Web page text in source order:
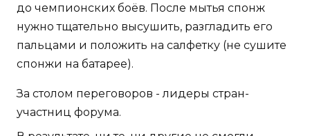
до чемпионских боёв. После мытья спонж
нужно тщательно высушить, разгладить его
пальцами и положить на салфетку (не сушите
спонжи на батарее).
За столом переговоров - лидеры стран-
участниц форума.